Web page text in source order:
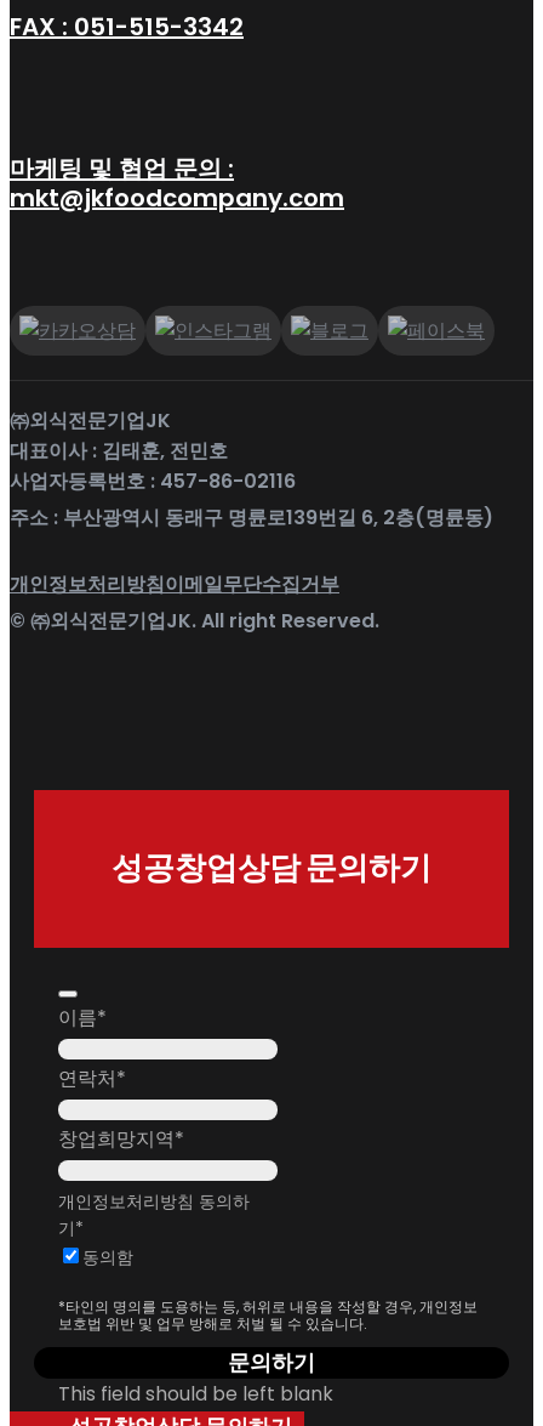
FAX : 051-515-3342
마케팅 및 협업 문의 :
mkt@jkfoodcompany.com
㈜외식전문기업JK
대표이사 : 김태훈, 전민호
사업자등록번호 : 457-86-02116
주소 : 부산광역시 동래구 명륜로139번길 6, 2층(명륜동)
개인정보처리방침이메일무단수집거부
© ㈜외식전문기업JK. All right Reserved.
성공창업상담 문의하기
이름*
연락처*
창업희망지역*
개인정보처리방침 동의하
기*
동의함
*타인의 명의를 도용하는 등, 허위로 내용을 작성할 경우, 개인정보
보호법 위반 및 업무 방해로 처벌 될 수 있습니다.
문의하기
This field should be left blank